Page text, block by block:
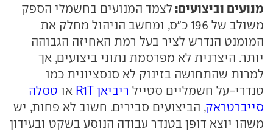
מנועים וביצועים: לצמד המנועים בחשמלי הספק
משולב של 196 כ"ס, ומחשב הניהול מחלק את
המומנט הנדרש לציר בעל רמת האחיזה הגבוהה
יותר. היצרנית לא מפרסמת נתוני ביצועים, אך
למרות שהתחושה בזינוק לא סנסציונית כמו
טנדרי-על חשמליים סטייל ריביאן R1T או טסלה
סייברטראק, הביצועים סבירים. חשוב לא פחות, יש
משהו יוצא דופן בטנדר עבודה הנוסע בשקט ובעידון